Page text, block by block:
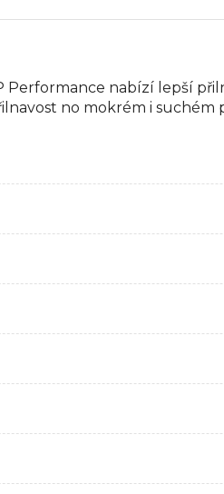
Performance nabízí lepší
no mokrém i suchém